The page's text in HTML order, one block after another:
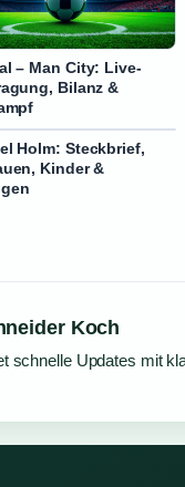
– Man City: Live-
Bilanz &
Holm: Steckbrief,
Kinder &
Koch
schnelle Updates mit